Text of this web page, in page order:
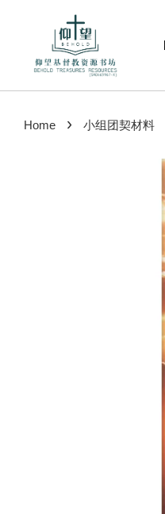
Home › 小组团契材料